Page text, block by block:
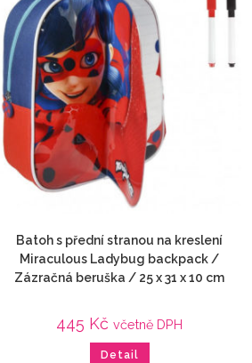
Batoh s přední stranou na kreslení
Miraculous Ladybug backpack /
Zázračná beruška / 25 x 31 x 10 cm
445 Kč včetně DPH
Detail